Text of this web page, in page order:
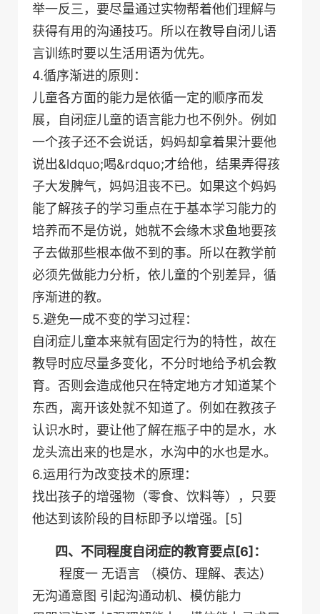
举一反三，要尽量通过实物帮着他们理解与
获得有用的沟通技巧。所以在教导自闭儿语
言训练时要以生活用语为优先。
4.循序渐进的原则：
儿童各方面的能力是依循一定的顺序而发
展，自闭症儿童的语言能力也不例外。例如
一个孩子还不会说话，妈妈却拿着果汁要他
说出&ldquo;喝&rdquo;才给他，结果弄得孩
子大发脾气，妈妈沮丧不已。如果这个妈妈
能了解孩子的学习重点在于基本学习能力的
培养而不是仿说，她就不会缘木求鱼地要孩
子去做那些根本做不到的事。所以在教学前
必须先做能力分析，依儿童的个别差异，循
序渐进的教。
5.避免一成不变的学习过程：
自闭症儿童本来就有固定行为的特性，故在
教导时应尽量多变化，不分时地给予机会教
育。否则会造成他只在特定地方才知道某个
东西，离开该处就不知道了。例如在教孩子
认识水时，要让他了解在瓶子中的是水，水
龙头流出来的也是水，水沟中的水也是水。
6.运用行为改变技术的原理：
找出孩子的增强物（零食、饮料等），只要
他达到该阶段的目标即予以增强。[5]
四、不同程度自闭症的教育要点[6]：
程度一 无语言 （模仿、理解、表达）
无沟通意图 引起沟通动机、模仿能力